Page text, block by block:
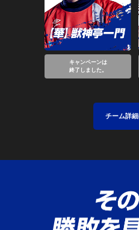
キャンペーンは
終了しました。
チーム詳